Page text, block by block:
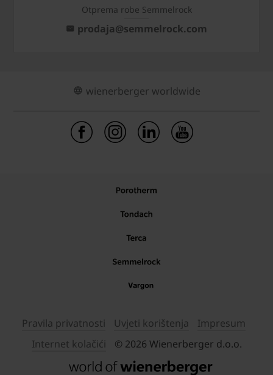
Otprema robe Semmelrock
prodaja@semmelrock.com
wienerberger worldwide
Pravila privatnosti Uvjeti korištenja
Impresum
Internet kolačići
© 2026 Wienerberger d.o.o.